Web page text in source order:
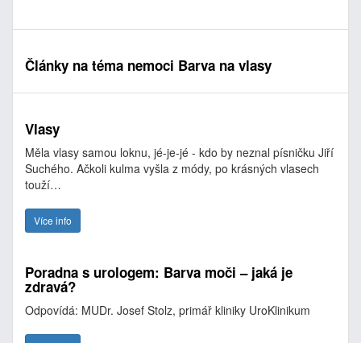
Články na téma nemoci Barva na vlasy
Vlasy
Měla vlasy samou loknu, jé-je-jé - kdo by neznal písničku Jiří
Suchého. Ačkoli kulma vyšla z módy, po krásných vlasech
touží…
Více info
Poradna s urologem: Barva moči – jaká je
zdravá?
Odpovídá: MUDr. Josef Stolz, primář kliniky UroKlinikum